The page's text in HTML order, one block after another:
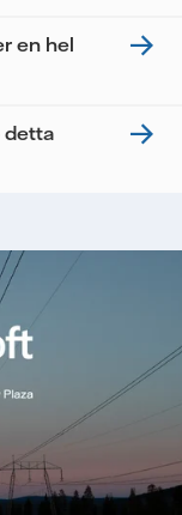
en hel
detta